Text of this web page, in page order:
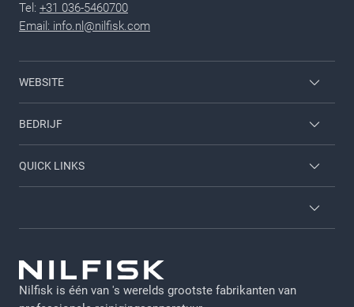
Tel: +31 036-5460700
Email: info.nl@nilfisk.com
WEBSITE
Inloggen werknemer
Carrieres
BEDRIJF
Over ons
QUICK LINKS
Brochures
GDPR - NL
Juridische verklaring
Nilfisk is één van 's werelds grootste fabrikanten van